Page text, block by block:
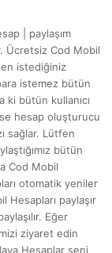
| paylaşım
Ücretsiz Cod Mobil
istediğiniz
istemez bütün
ki bütün kullanıcı
hesap oluşturucu
sağlar. Lütfen
bütün
Cod Mobil
otomatik yeniler
Hesapları paylaşır
Eğer
ziyaret edin
Hesaplar seni